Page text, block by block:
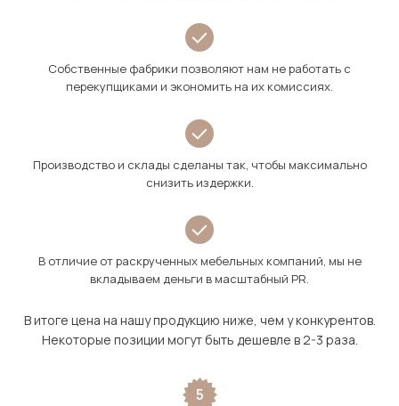
Собственные фабрики позволяют нам не работать с
перекупщиками и экономить на их комиссиях.
Производство и склады сделаны так, чтобы максимально
снизить издержки.
В отличие от раскрученных мебельных компаний, мы не
вкладываем деньги в масштабный PR.
В итоге цена на нашу продукцию ниже, чем у конкурентов.
Некоторые позиции могут быть дешевле в 2-3 раза.
5